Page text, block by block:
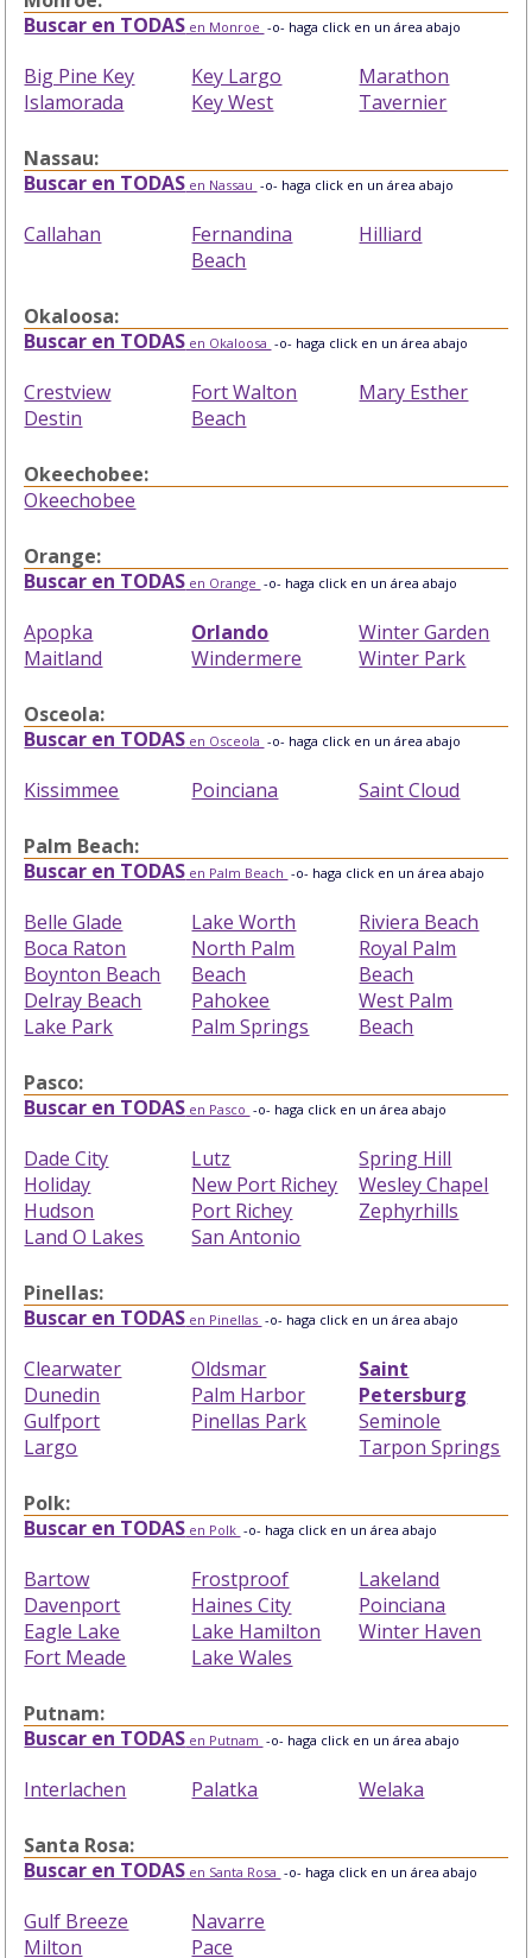
Buscar en TODAS en Monroe -o- haga click en un área abajo
Big Pine Key
Islamorada
Key Largo
Key West
Marathon
Tavernier
Nassau:
Buscar en TODAS en Nassau -o- haga click en un área abajo
Callahan
Fernandina
Beach
Hilliard
Okaloosa:
Buscar en TODAS en Okaloosa -o- haga click en un área abajo
Crestview
Destin
Fort Walton
Beach
Mary Esther
Okeechobee:
Okeechobee
Orange:
Buscar en TODAS en Orange -o- haga click en un área abajo
Apopka
Maitland
Orlando
Windermere
Winter Garden
Winter Park
Osceola:
Buscar en TODAS en Osceola -o- haga click en un área abajo
Kissimmee Poinciana Saint Cloud
Palm Beach:
Buscar en TODAS en Palm Beach -o- haga click en un área abajo
Belle Glade
Boca Raton
Boynton Beach
Delray Beach
Lake Park
Lake Worth
North Palm
Beach
Pahokee
Palm Springs
Riviera Beach
Royal Palm
Beach
West Palm
Beach
Pasco:
Buscar en TODAS en Pasco -o- haga click en un área abajo
Dade City
Holiday
Hudson
Land O Lakes
Lutz
New Port Richey
Port Richey
San Antonio
Spring Hill
Wesley Chapel
Zephyrhills
Pinellas:
Buscar en TODAS en Pinellas -o- haga click en un área abajo
Clearwater
Dunedin
Gulfport
Largo
Oldsmar
Palm Harbor
Pinellas Park
Saint
Petersburg
Seminole
Tarpon Springs
Polk:
Buscar en TODAS en Polk -o- haga click en un área abajo
Bartow
Davenport
Eagle Lake
Fort Meade
Frostproof
Haines City
Lake Hamilton
Lake Wales
Lakeland
Poinciana
Winter Haven
Putnam:
Buscar en TODAS en Putnam -o- haga click en un área abajo
Interlachen Palatka Welaka
Santa Rosa:
Buscar en TODAS en Santa Rosa -o- haga click en un área abajo
Gulf Breeze
Milton
Navarre
Pace